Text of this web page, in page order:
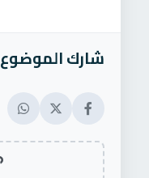
شارك الموضوع